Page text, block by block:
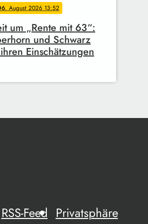
. August 2026 13:52
um „Rente mit 63“:
und Schwarz
Einschätzungen
RSS-Feed Privatsphäre